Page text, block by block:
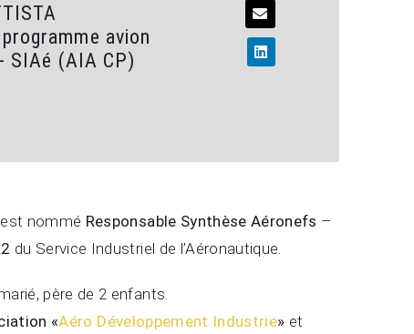
avion
SIAé (AIA CP)
nommé Responsable Synthèse Aéronefs –
du Service Industriel de l’Aéronautique.
père de 2 enfants.
«Aéro Développement Industrie» et